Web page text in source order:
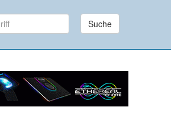
Suche